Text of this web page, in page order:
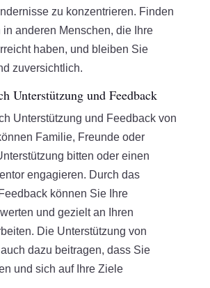
zu konzentrieren. Finden
in anderen Menschen, die Ihre
haben, und bleiben Sie
zuversichtlich.
Unterstützung und Feedback
Unterstützung und Feedback von
Familie, Freunde oder
bitten oder einen
engagieren. Durch das
können Sie Ihre
und gezielt an Ihren
Die Unterstützung von
dazu beitragen, dass Sie
und sich auf Ihre Ziele